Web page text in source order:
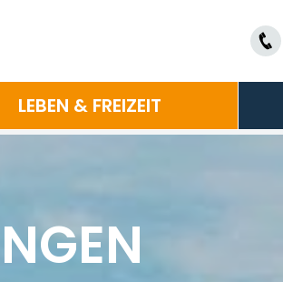
LEBEN & FREIZEIT